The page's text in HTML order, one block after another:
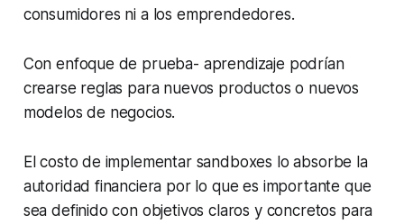
consumidores ni a los emprendedores.
Con enfoque de prueba- aprendizaje podrían
crearse reglas para nuevos productos o nuevos
modelos de negocios.
El costo de implementar sandboxes lo absorbe la
autoridad financiera por lo que es importante que
sea definido con objetivos claros y concretos para